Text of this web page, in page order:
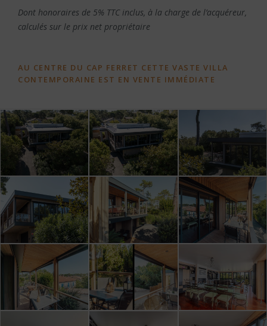
Dont honoraires de 5% TTC inclus, à la charge de l’acquéreur,
calculés sur le prix net propriétaire
AU CENTRE DU CAP FERRET CETTE VASTE VILLA
CONTEMPORAINE EST EN VENTE IMMÉDIATE